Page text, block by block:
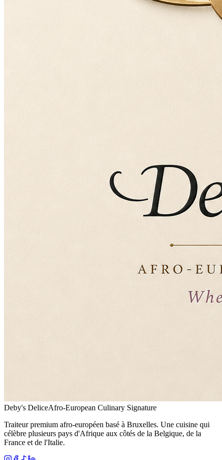
Deby's DeliceAfro-European Culinary Signature
Traiteur premium afro-européen basé à Bruxelles. Une cuisine qui
célèbre plusieurs pays d'Afrique aux côtés de la Belgique, de la
France et de l'Italie.